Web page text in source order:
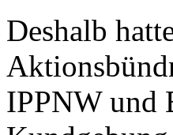
Deshalb
IPPNW und